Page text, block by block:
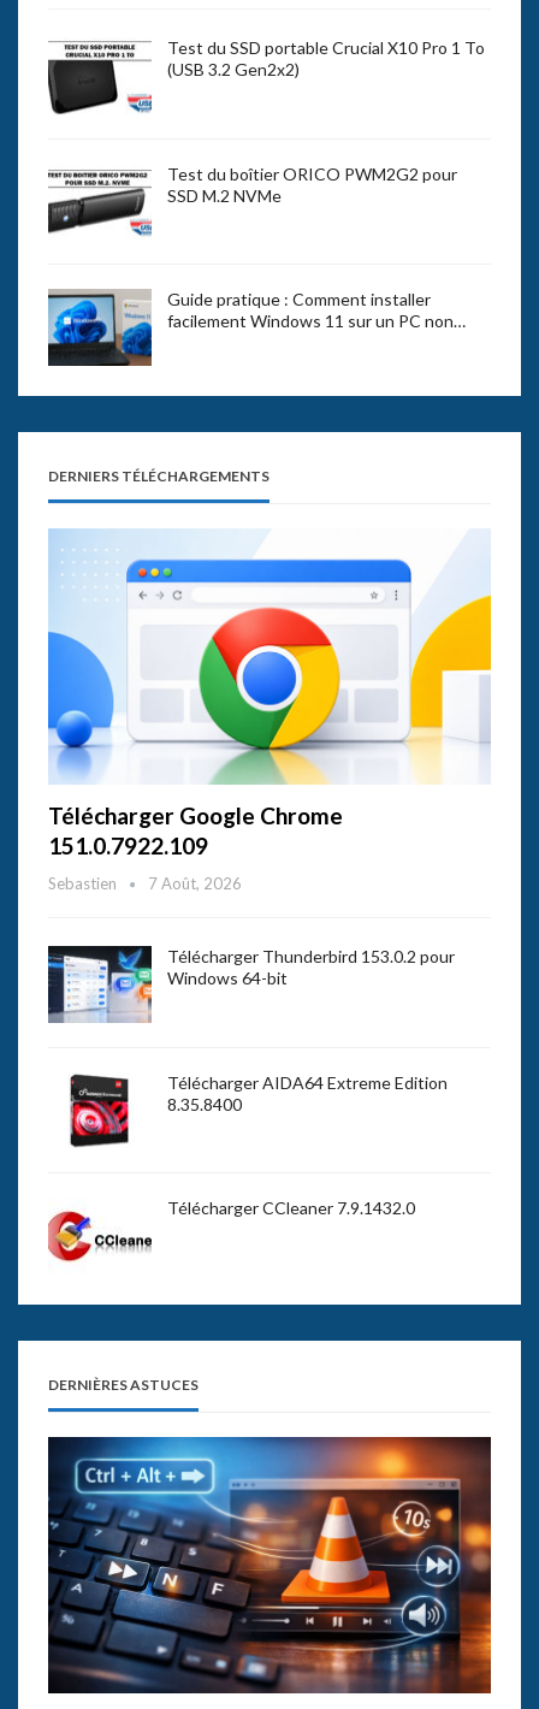
Test du SSD portable Crucial X10 Pro 1 To
(USB 3.2 Gen2x2)
Test du boîtier ORICO PWM2G2 pour
SSD M.2 NVMe
Guide pratique : Comment installer
facilement Windows 11 sur un PC non…
DERNIERS TÉLÉCHARGEMENTS
Télécharger Google Chrome
151.0.7922.109
Sebastien 7 Août, 2026
Télécharger Thunderbird 153.0.2 pour
Windows 64-bit
Télécharger AIDA64 Extreme Edition
8.35.8400
Télécharger CCleaner 7.9.1432.0
DERNIÈRES ASTUCES